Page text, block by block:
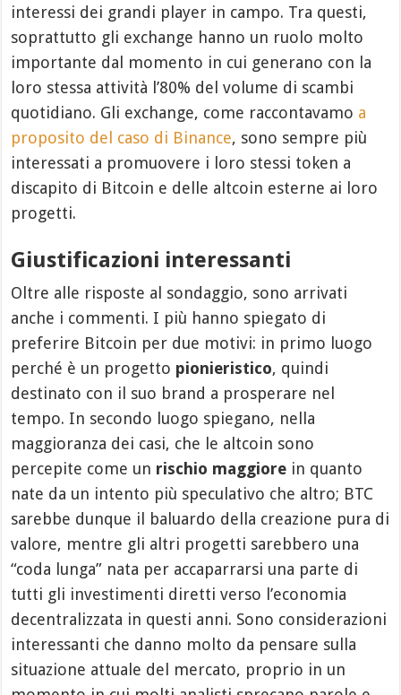
interessi dei grandi player in campo. Tra questi,
soprattutto gli exchange hanno un ruolo molto
importante dal momento in cui generano con la
loro stessa attività l’80% del volume di scambi
quotidiano. Gli exchange, come raccontavamo a
proposito del caso di Binance, sono sempre più
interessati a promuovere i loro stessi token a
discapito di Bitcoin e delle altcoin esterne ai loro
progetti.
Giustificazioni interessanti
Oltre alle risposte al sondaggio, sono arrivati
anche i commenti. I più hanno spiegato di
preferire Bitcoin per due motivi: in primo luogo
perché è un progetto pionieristico, quindi
destinato con il suo brand a prosperare nel
tempo. In secondo luogo spiegano, nella
maggioranza dei casi, che le altcoin sono
percepite come un rischio maggiore in quanto
nate da un intento più speculativo che altro; BTC
sarebbe dunque il baluardo della creazione pura di
valore, mentre gli altri progetti sarebbero una
“coda lunga” nata per accaparrarsi una parte di
tutti gli investimenti diretti verso l’economia
decentralizzata in questi anni. Sono considerazioni
interessanti che danno molto da pensare sulla
situazione attuale del mercato, proprio in un